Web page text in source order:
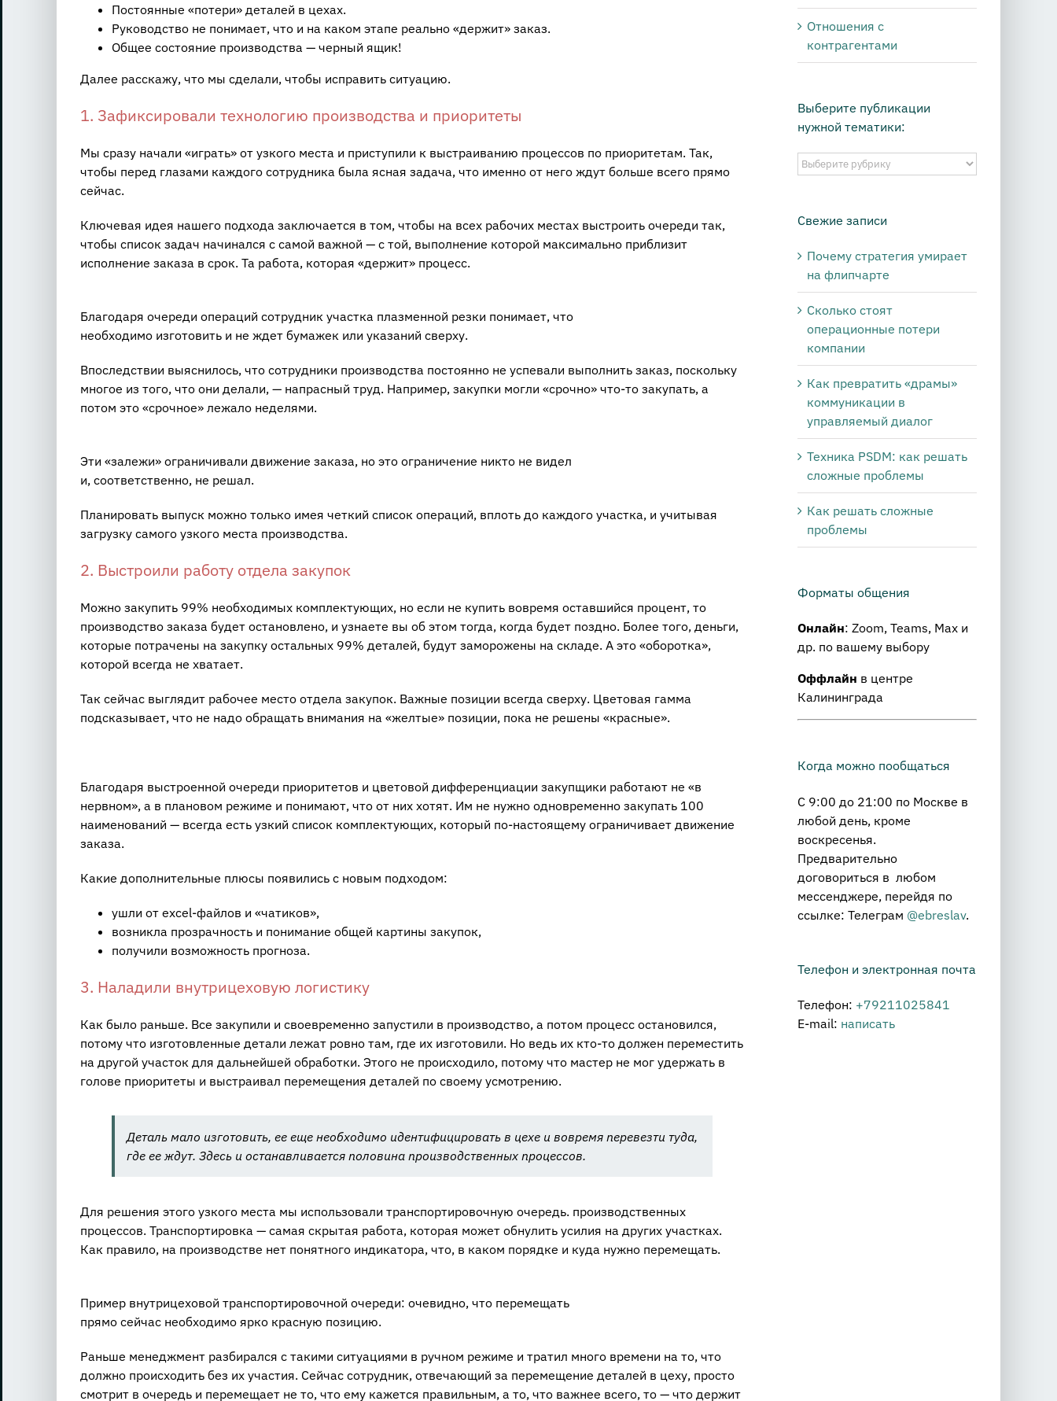
Постоянные «потери» деталей в цехах.
Руководство не понимает, что и на каком этапе реально «держит» заказ.
Общее состояние производства — черный ящик!
Далее расскажу, что мы сделали, чтобы исправить ситуацию.
1. Зафиксировали технологию производства и приоритеты
Мы сразу начали «играть» от узкого места и приступили к выстраиванию процессов по приоритетам. Так,
чтобы перед глазами каждого сотрудника была ясная задача, что именно от него ждут больше всего прямо
сейчас.
Ключевая идея нашего подхода заключается в том, чтобы на всех рабочих местах выстроить очереди так,
чтобы список задач начинался с самой важной — с той, выполнение которой максимально приблизит
исполнение заказа в срок. Та работа, которая «держит» процесс.
Благодаря очереди операций сотрудник участка плазменной резки понимает, что
необходимо изготовить и не ждет бумажек или указаний сверху.
Впоследствии выяснилось, что сотрудники производства постоянно не успевали выполнить заказ, поскольку
многое из того, что они делали, — напрасный труд. Например, закупки могли «срочно» что-то закупать, а
потом это «срочное» лежало неделями.
Эти «залежи» ограничивали движение заказа, но это ограничение никто не видел
и, соответственно, не решал.
Планировать выпуск можно только имея четкий список операций, вплоть до каждого участка, и учитывая
загрузку самого узкого места производства.
2. Выстроили работу отдела закупок
Можно закупить 99% необходимых комплектующих, но если не купить вовремя оставшийся процент, то
производство заказа будет остановлено, и узнаете вы об этом тогда, когда будет поздно. Более того, деньги,
которые потрачены на закупку остальных 99% деталей, будут заморожены на складе. А это «оборотка»,
которой всегда не хватает.
Так сейчас выглядит рабочее место отдела закупок. Важные позиции всегда сверху. Цветовая гамма
подсказывает, что не надо обращать внимания на «желтые» позиции, пока не решены «красные».
Благодаря выстроенной очереди приоритетов и цветовой дифференциации закупщики работают не «в
нервном», а в плановом режиме и понимают, что от них хотят. Им не нужно одновременно закупать 100
наименований — всегда есть узкий список комплектующих, который по-настоящему ограничивает движение
заказа.
Какие дополнительные плюсы появились с новым подходом:
ушли от exсel-файлов и «чатиков»,
возникла прозрачность и понимание общей картины закупок,
получили возможность прогноза.
3. Наладили внутрицеховую логистику
Как было раньше. Все закупили и своевременно запустили в производство, а потом процесс остановился,
потому что изготовленные детали лежат ровно там, где их изготовили. Но ведь их кто-то должен переместить
на другой участок для дальнейшей обработки. Этого не происходило, потому что мастер не мог удержать в
голове приоритеты и выстраивал перемещения деталей по своему усмотрению.
Деталь мало изготовить, ее еще необходимо идентифицировать в цехе и вовремя перевезти туда,
где ее ждут. Здесь и останавливается половина производственных процессов.
Для решения этого узкого места мы использовали транспортировочную очередь. производственных
процессов. Транспортировка — самая скрытая работа, которая может обнулить усилия на других участках.
Как правило, на производстве нет понятного индикатора, что, в каком порядке и куда нужно перемещать.
Пример внутрицеховой транспортировочной очереди: очевидно, что перемещать
прямо сейчас необходимо ярко красную позицию.
Раньше менеджмент разбирался с такими ситуациями в ручном режиме и тратил много времени на то, что
должно происходить без их участия. Сейчас сотрудник, отвечающий за перемещение деталей в цеху, просто
смотрит в очередь и перемещает не то, что ему кажется правильным, а то, что важнее всего, то — что держит
Отношения с
контрагентами
Выберите публикации
нужной тематики:
Выберите
публикации
тематики:
Свежие записи
Почему стратегия умирает
на флипчарте
Сколько стоят
операционные потери
компании
Как превратить «драмы»
коммуникации в
управляемый диалог
Техника PSDM: как решать
сложные проблемы
Как решать сложные
проблемы
Форматы общения
Онлайн: Zoom, Teams, Max и
др. по вашему выбору
Оффлайн в центре
Калининграда
Когда можно пообщаться
С 9:00 до 21:00 по Москве в
любой день, кроме
воскресенья.
Предварительно
договориться в любом
мессенджере, перейдя по
ссылке: Телеграм @ebreslav.
Телефон и электронная почта
Телефон: +79211025841
E-mail: написать